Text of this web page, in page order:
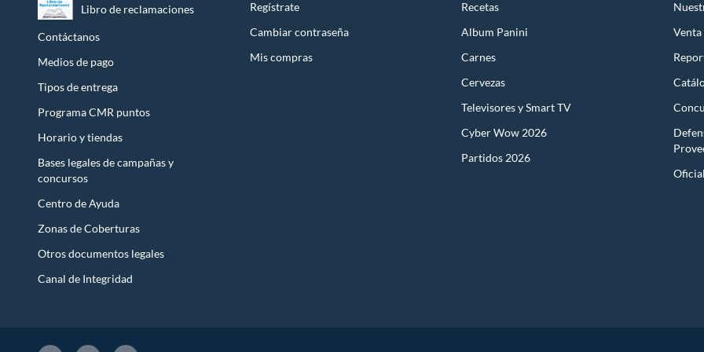
Licores y cigarros electrónicos.
Libro de reclamaciones
Contáctanos
Medios de pago
Tipos de entrega
Programa CMR puntos
Horario y tiendas
Bases legales de campañas y
concursos
Centro de Ayuda
Zonas de Coberturas
Otros documentos legales
Canal de Integridad
Regístrate
Cambiar contraseña
Mis compras
Recetas
Album Panini
Carnes
Cervezas
Televisores y Smart TV
Cyber Wow 2026
Partidos 2026
Venta